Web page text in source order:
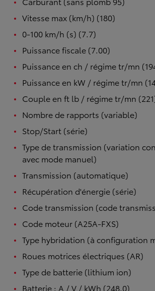
Vitesse max (km/h) (180)
0-100 km/h (s) (7.7)
Puissance fiscale (7.00)
Puissance en ch / régime tr/mn
Puissance en kW / régime tr/mn
Couple en ft lb / régime tr/mn
Nombre de rapports (variable)
Stop/Start (série)
Type de transmission (variation
avec mode manuel)
Transmission (automatique)
Récupération d'énergie (série)
Code transmission (code
Code moteur (A25A-FXS)
Type hybridation (à configuration
Roues motrices électriques (AR)
Type de batterie (lithium ion)
Batterie : A / V / kWh (248.0)